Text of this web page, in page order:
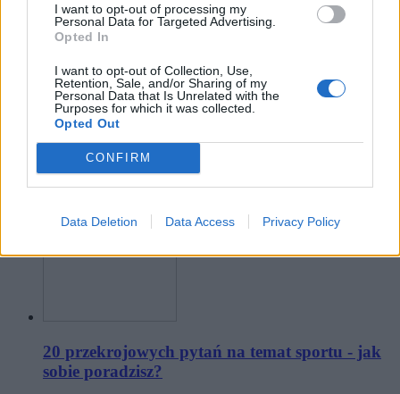
I want to opt-out of processing my
Personal Data for Targeted Advertising.
Opted In
I want to opt-out of Collection, Use,
Retention, Sale, and/or Sharing of my
Personal Data that Is Unrelated with the
Purposes for which it was collected.
Opted Out
CONFIRM
Data Deletion Data Access Privacy Policy
Działy
Kultura Polityka
20 przekrojowych pytań na temat sportu - jak
sobie poradzisz?